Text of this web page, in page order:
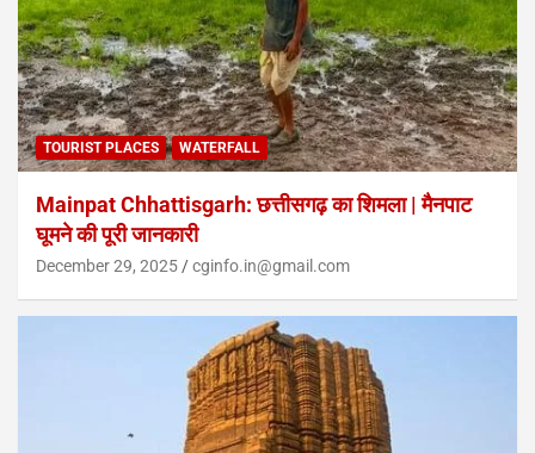
TOURIST PLACES WATERFALL
Mainpat Chhattisgarh: छत्तीसगढ़ का शिमला | मैनपाट
घूमने की पूरी जानकारी
December 29, 2025 cginfo.in@gmail.com